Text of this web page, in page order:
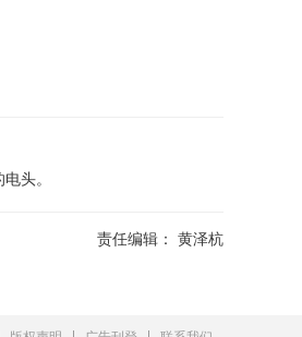
头。
责任编辑： 黄泽杭